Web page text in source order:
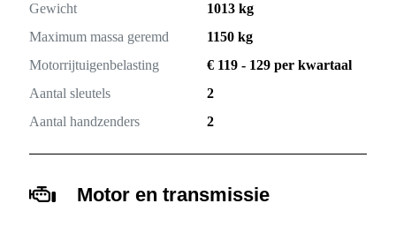
Gewicht
1013 kg
Maximum massa geremd
1150 kg
Motorrijtuigenbelasting
€ 119 - 129 per kwartaal
Aantal sleutels
2
Aantal handzenders
2
Motor en transmissie